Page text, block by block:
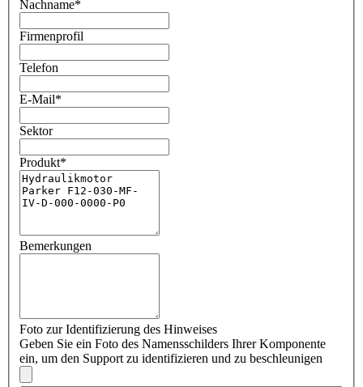
Nachname*
Firmenprofil
Telefon
E-Mail*
Sektor
Produkt*
Bemerkungen
Foto zur Identifizierung des Hinweises
Geben Sie ein Foto des Namensschilders Ihrer Komponente
ein, um den Support zu identifizieren und zu beschleunigen